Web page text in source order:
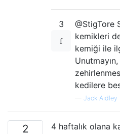
3
@StigTore
kemikleri
kemiği ile
kedilere
— Jack Aidley
2
4 haftalık olana